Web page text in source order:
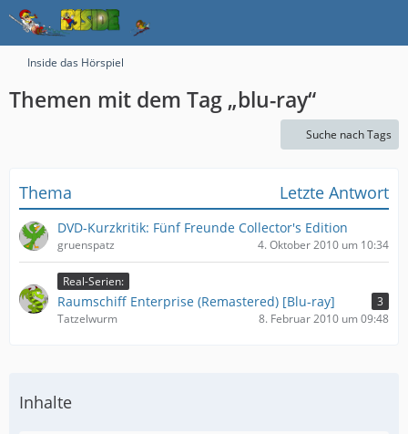
Inside das Hörspiel
Themen mit dem Tag „blu-ray“
Suche nach Tags
Thema Letzte Antwort
DVD-Kurzkritik: Fünf Freunde Collector's Edition
gruenspatz 4. Oktober 2010 um 10:34
Real-Serien:
Raumschiff Enterprise (Remastered) [Blu-ray]
3
Tatzelwurm
8. Februar 2010 um 09:48
Inhalte